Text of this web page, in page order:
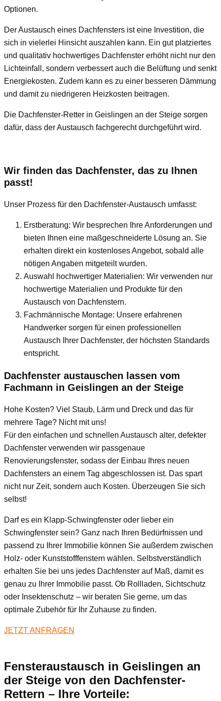
Optionen.
Der Austausch eines Dachfensters ist eine Investition, die
sich in vielerlei Hinsicht auszahlen kann. Ein gut platziertes
und qualitativ hochwertiges Dachfenster erhöht nicht nur den
Lichteinfall, sondern verbessert auch die Belüftung und senkt
Energiekosten. Zudem kann es zu einer besseren Dämmung
und damit zu niedrigeren Heizkosten beitragen.
Die Dachfenster-Retter in Geislingen an der Steige sorgen
dafür, dass der Austausch fachgerecht durchgeführt wird.
Wir finden das Dachfenster, das zu Ihnen
passt!
Unser Prozess für den Dachfenster-Austausch umfasst:
Erstberatung: Wir besprechen Ihre Anforderungen und
bieten Ihnen eine maßgeschneiderte Lösung an. Sie
erhalten direkt ein kostenloses Angebot, sobald alle
nötigen Angaben mitgeteilt wurden.
Auswahl hochwertiger Materialien: Wir verwenden nur
hochwertige Materialien und Produkte für den
Austausch von Dachfenstern.
Fachmännische Montage: Unsere erfahrenen
Handwerker sorgen für einen professionellen
Austausch Ihrer Dachfenster, der höchsten Standards
entspricht.
Dachfenster austauschen lassen vom
Fachmann in Geislingen an der Steige
Hohe Kosten? Viel Staub, Lärm und Dreck und das für
mehrere Tage? Nicht mit uns!
Für den einfachen und schnellen Austausch alter, defekter
Dachfenster verwenden wir passgenaue
Renovierungsfenster, sodass der Einbau Ihres neuen
Dachfensters an einem Tag abgeschlossen ist. Das spart
nicht nur Zeit, sondern auch Kosten. Überzeugen Sie sich
selbst!
Darf es ein Klapp-Schwingfenster oder lieber ein
Schwingfenster sein? Ganz nach Ihren Bedürfnissen und
passend zu Ihrer Immobilie können Sie außerdem zwischen
Holz- oder Kunststofffenstern wählen. Selbstverständlich
erhalten Sie bei uns jedes Dachfenster auf Maß, damit es
genau zu Ihrer Immobilie passt. Ob Rollladen, Sichtschutz
oder Insektenschutz – wir beraten Sie gerne, um das
optimale Zubehör für Ihr Zuhause zu finden.
JETZT ANFRAGEN
Fensteraustausch in Geislingen an
der Steige von den Dachfenster-
Rettern – Ihre Vorteile: